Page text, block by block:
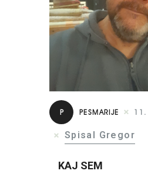
P PESMARIJE 11.
Spisal Gregor
KAJ SEM